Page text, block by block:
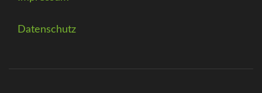
Datenschutz